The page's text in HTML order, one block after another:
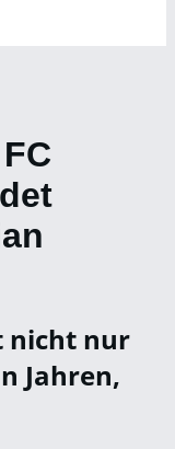
nicht nur
Jahren,